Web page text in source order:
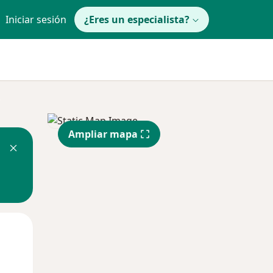
Iniciar sesión ¿Eres un especialista?
Ampliar mapa